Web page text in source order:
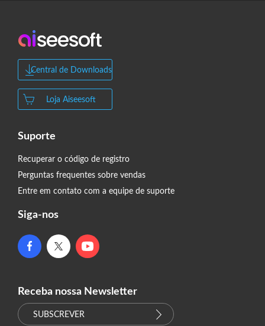
Central de Downloads
Loja Aiseesoft
Suporte
Recuperar o código de registro
Perguntas frequentes sobre vendas
Entre em contato com a equipe de suporte
Siga-nos
Receba nossa Newsletter
SUBSCREVER